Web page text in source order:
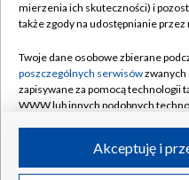
Naziemna Telewizja
Rada Programowa
System NOS
Informacje o nadawcy
Program dla prasy
©2026 Telewizja
mierzenia ich skuteczności) i
także zgody na udostępnianie
Twoje dane osobowe zbierane
poszczególnych serwisówzwanych
zapisywane za pomocą technologii
WWW lub innych podobnych
ruchu w Internecie.Akceptuję i